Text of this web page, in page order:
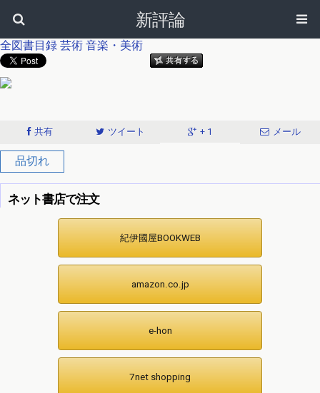
新評論
全図書目録 芸術 音楽・美術
共有 ツイート + 1 メール
品切れ
ネット書店で注文
紀伊國屋BOOKWEB
amazon.co.jp
e-hon
7net shopping